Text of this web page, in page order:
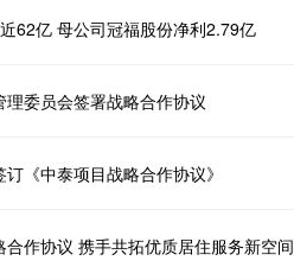
62亿 母公司冠福股份净利2.79亿
委员会签署战略合作协议
《中泰项目战略合作协议》
作协议 携手共拓优质居住服务新空间